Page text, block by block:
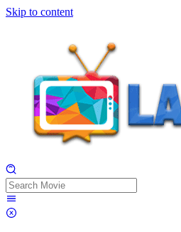
Skip to content